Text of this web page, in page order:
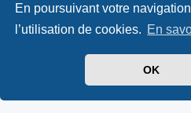
En poursuivant votre
l’utilisation de cookies. En
OK